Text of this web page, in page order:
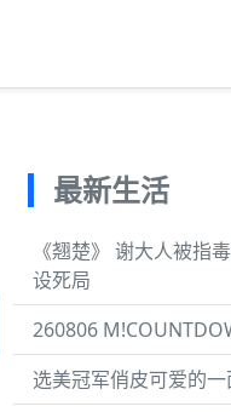
最新生活
《翘楚》 谢大人被指
设死局
260806
选美冠军俏皮可爱的一